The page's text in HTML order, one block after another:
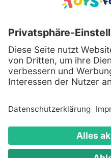
Sicher
Alle genannten Produkte
Warenzeichen
Copyright © 2008 -
Rechte